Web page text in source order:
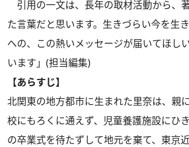
引用の一文は、長年の取材活動から、
た言葉だと思います。生きづらい今を生
への、この熱いメッセージが届いてほし
います」(担当編集)
【あらすじ】
北関東の地方都市に生まれた里奈は、親
校にもろくに通えず、児童養護施設にひ
の卒業式を待たずして地元を棄て、東京